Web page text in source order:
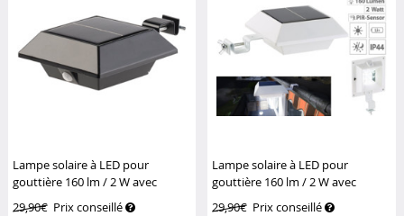
Lampe solaire à LED pour
gouttière 160 lm / 2 W avec
Lunartec
29,90€ Prix conseillé
Lampe solaire à LED pour
gouttière 160 lm / 2 W avec
capteur PIR - BlancLunartec
29,90€ Prix conseillé